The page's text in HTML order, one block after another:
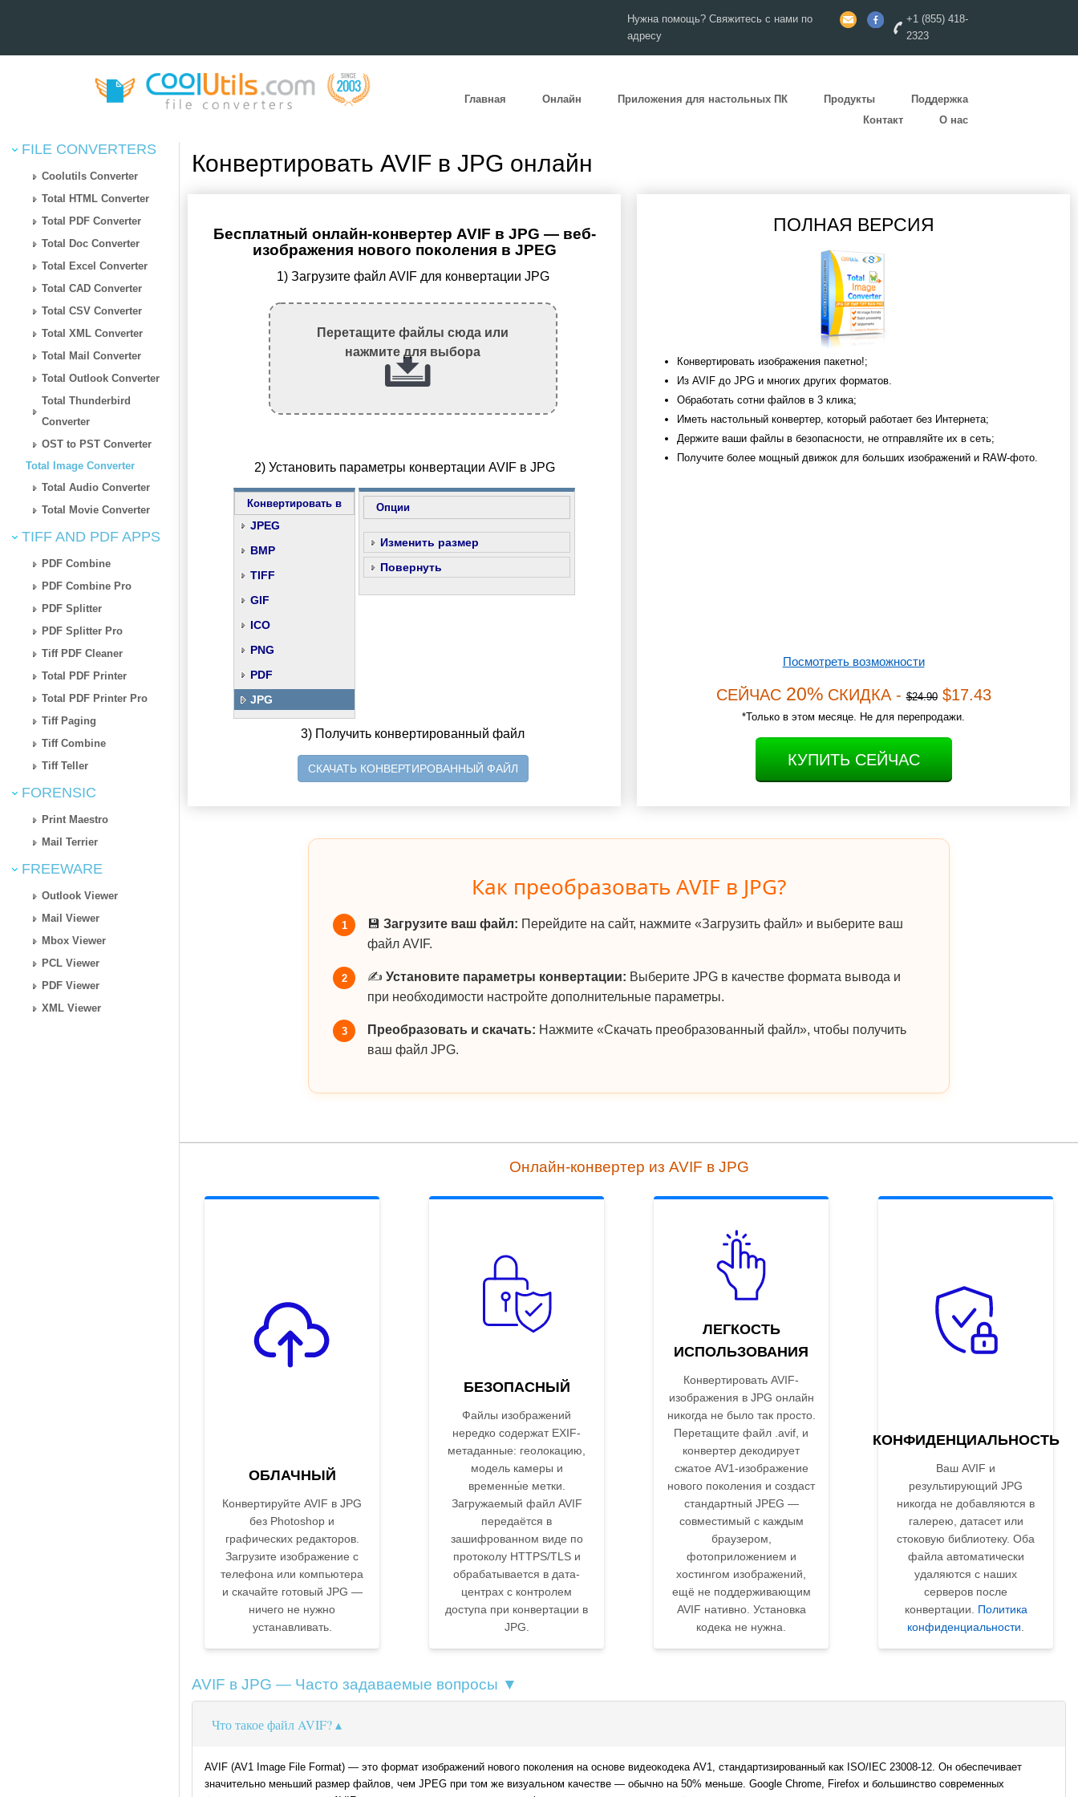
Нужна помощь? Свяжитесь с нами по
адресу
+1 (855) 418-
2323
Главная Онлайн Приложения для настольных ПК Продукты
Поддержка
Контакт
О нас
FILE CONVERTERS
Coolutils Converter
Total HTML Converter
Total PDF Converter
Total Doc Converter
Total Excel Converter
Total CAD Converter
Total CSV Converter
Total XML Converter
Total Mail Converter
Total Outlook Converter
Total Thunderbird
Converter
OST to PST Converter
Total Image Converter
Total Audio Converter
Total Movie Converter
TIFF AND PDF APPS
PDF Combine
PDF Combine Pro
PDF Splitter
PDF Splitter Pro
Tiff PDF Cleaner
Total PDF Printer
Total PDF Printer Pro
Tiff Paging
Tiff Combine
Tiff Teller
FORENSIC
Print Maestro
Mail Terrier
FREEWARE
Outlook Viewer
Mail Viewer
Mbox Viewer
PCL Viewer
PDF Viewer
XML Viewer
Конвертировать AVIF в JPG онлайн
Бесплатный онлайн-конвертер AVIF в JPG — веб-
изображения нового поколения в JPEG
1) Загрузите файл AVIF для конвертации JPG
Перетащите файлы сюда или
нажмите для выбора
2) Установить параметры конвертации AVIF в JPG
Конвертировать в
JPEG
BMP
TIFF
GIF
ICO
PNG
PDF
JPG
Опции
Изменить размер
Повернуть
3) Получить конвертированный файл
СКАЧАТЬ КОНВЕРТИРОВАННЫЙ ФАЙЛ
ПОЛНАЯ ВЕРСИЯ
Конвертировать изображения пакетно!;
Из AVIF до JPG и многих других форматов.
Обработать сотни файлов в 3 клика;
Иметь настольный конвертер, который работает без Интернета;
Держите ваши файлы в безопасности, не отправляйте их в сеть;
Получите более мощный движок для больших изображений и RAW-фото.
Посмотреть возможности
СЕЙЧАС 20%СКИДКА -$24.90$17.43
*Только в этом месяце. Не для перепродажи.
КУПИТЬ СЕЙЧАС
Как преобразовать AVIF в JPG?
1 💾 Загрузите ваш файл: Перейдите на сайт, нажмите «Загрузить файл» и выберите ваш
файл AVIF.
2 ✍️ Установите параметры конвертации: Выберите JPG в качестве формата вывода и
при необходимости настройте дополнительные параметры.
3 Преобразовать и скачать: Нажмите «Скачать преобразованный файл», чтобы получить
ваш файл JPG.
Онлайн-конвертер из AVIF в JPG
ОБЛАЧНЫЙ
Конвертируйте AVIF в JPG
без Photoshop и
графических редакторов.
Загрузите изображение с
телефона или компьютера
и скачайте готовый JPG —
ничего не нужно
устанавливать.
БЕЗОПАСНЫЙ
Файлы изображений
нередко содержат EXIF-
метаданные: геолокацию,
модель камеры и
временны́е метки.
Загружаемый файл AVIF
передаётся в
зашифрованном виде по
протоколу HTTPS/TLS и
обрабатывается в дата-
центрах с контролем
доступа при конвертации в
JPG.
ЛЕГКОСТЬ
ИСПОЛЬЗОВАНИЯ
Конвертировать AVIF-
изображения в JPG онлайн
никогда не было так просто.
Перетащите файл .avif, и
конвертер декодирует
сжатое AV1-изображение
нового поколения и создаст
стандартный JPEG —
совместимый с каждым
браузером,
фотоприложением и
хостингом изображений,
ещё не поддерживающим
AVIF нативно. Установка
кодека не нужна.
КОНФИДЕНЦИАЛЬНОСТЬ
Ваш AVIF и
результирующий JPG
никогда не добавляются в
галерею, датасет или
стоковую библиотеку. Оба
файла автоматически
удаляются с наших
серверов после
конвертации. Политика
конфиденциальности
AVIF в JPG — Часто задаваемые вопросы ▼
Что такое файл AVIF?
AVIF (AV1 Image File Format) — это формат изображений нового поколения на основе видеокодека AV1, стандартизированный как ISO/IEC 23008-12. Он обеспечивает
значительно меньший размер файлов, чем JPEG при том же визуальном качестве — обычно на 50% меньше. Google Chrome, Firefox и большинство современных